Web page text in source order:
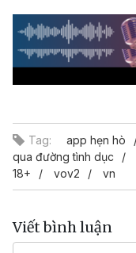
Tag: app hẹn hò
qua đường tình dục
18+
vov2 vn
Viết bình luận